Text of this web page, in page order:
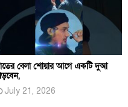
বেলা শোয়ার আগে একটি দুআ
July 21, 2026